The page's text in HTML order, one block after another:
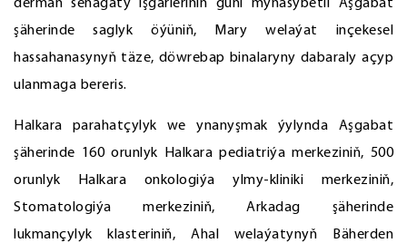
derman senagaty işgärleriniň güni mynasybetli Aşgabat
şäherinde saglyk öýüniň, Mary welaýat inçekesel
hassahanasynyň täze, döwrebap binalaryny dabaraly açyp
ulanmaga bereris.
Halkara parahatçylyk we ynanyşmak ýylynda Aşgabat
şäherinde 160 orunlyk Halkara pediatriýa merkeziniň, 500
orunlyk Halkara onkologiýa ylmy-kliniki merkeziniň,
Stomatologiýa merkeziniň, Arkadag şäherinde
lukmançylyk klasteriniň, Ahal welaýatynyň Bäherden